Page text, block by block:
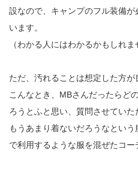
設なので、キャンプのフル装備
います。
（わかる人にはわかるかもしれま
ただ、汚れることは想定した方が
こんなとき、MBさんだったらど
ろうとふと思い、質問させていた
もうあまり着ないだろうなとい
で利用するような服を混ぜたコー